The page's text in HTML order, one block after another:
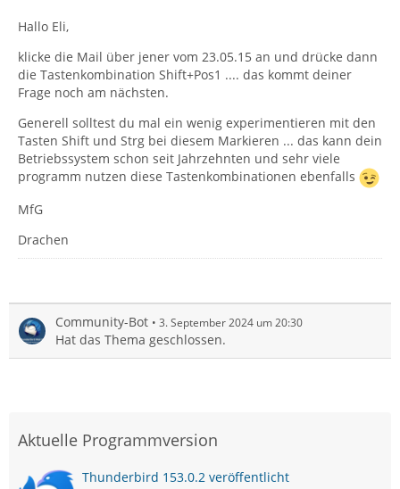
Hallo Eli,
klicke die Mail über jener vom 23.05.15 an und drücke dann
die Tastenkombination Shift+Pos1 .... das kommt deiner
Frage noch am nächsten.
Generell solltest du mal ein wenig experimentieren mit den
Tasten Shift und Strg bei diesem Markieren ... das kann dein
Betriebssystem schon seit Jahrzehnten und sehr viele
programm nutzen diese Tastenkombinationen ebenfalls
MfG
Drachen
Community-Bot 3. September 2024 um 20:30
Hat das Thema geschlossen.
Aktuelle Programmversion
Thunderbird 153.0.2 veröffentlicht